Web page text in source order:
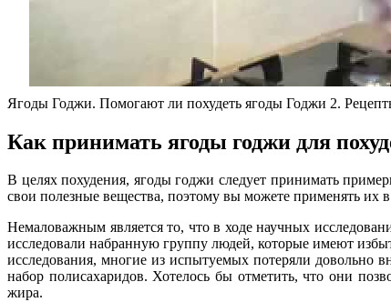
Ягоды Годжи. Помогают ли похудеть ягоды Годжи 2.
Как принимать ягоды годжи для
В целях похудения, ягоды годжи следует принимать
свои полезные вещества, поэтому вы можете применять их
Немаловажным является то, что в ходе научных
исследовали набранную группу людей, которые имеют
исследования, многие из испытуемых потеряли довольно
набор полисахаридов. Хотелось бы отметить, что они
жира.